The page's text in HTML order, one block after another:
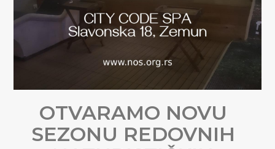
OTVARAMO NOVU
SEZONU REDOVNIH